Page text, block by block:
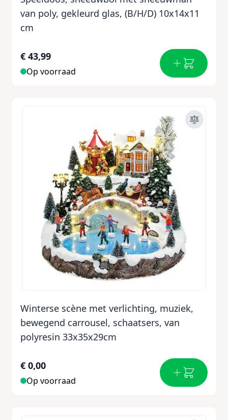
van poly, gekleurd glas, (B/H/D) 10x14x11
cm
€ 43,99
Op voorraad
Winterse scène met verlichting, muziek,
bewegend carrousel, schaatsers, van
polyresin 33x35x29cm
€ 0,00
Op voorraad